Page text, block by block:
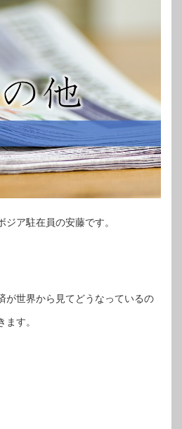
ア駐在員の安藤です。
が世界から見てどうなっているの
す。